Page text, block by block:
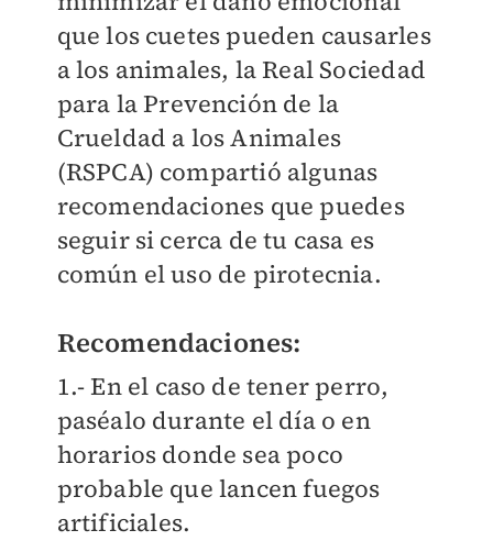
que los cuetes pueden causarles
a los animales, la Real Sociedad
para la Prevención de la
Crueldad a los Animales
(RSPCA) compartió algunas
recomendaciones que puedes
seguir si cerca de tu casa es
común el uso de pirotecnia.
Recomendaciones:
1.- En el caso de tener perro,
paséalo durante el día o en
horarios donde sea poco
probable que lancen fuegos
artificiales.